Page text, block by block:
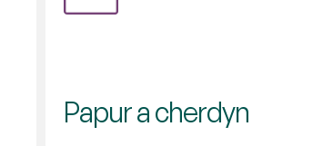
Papur a cherdyn